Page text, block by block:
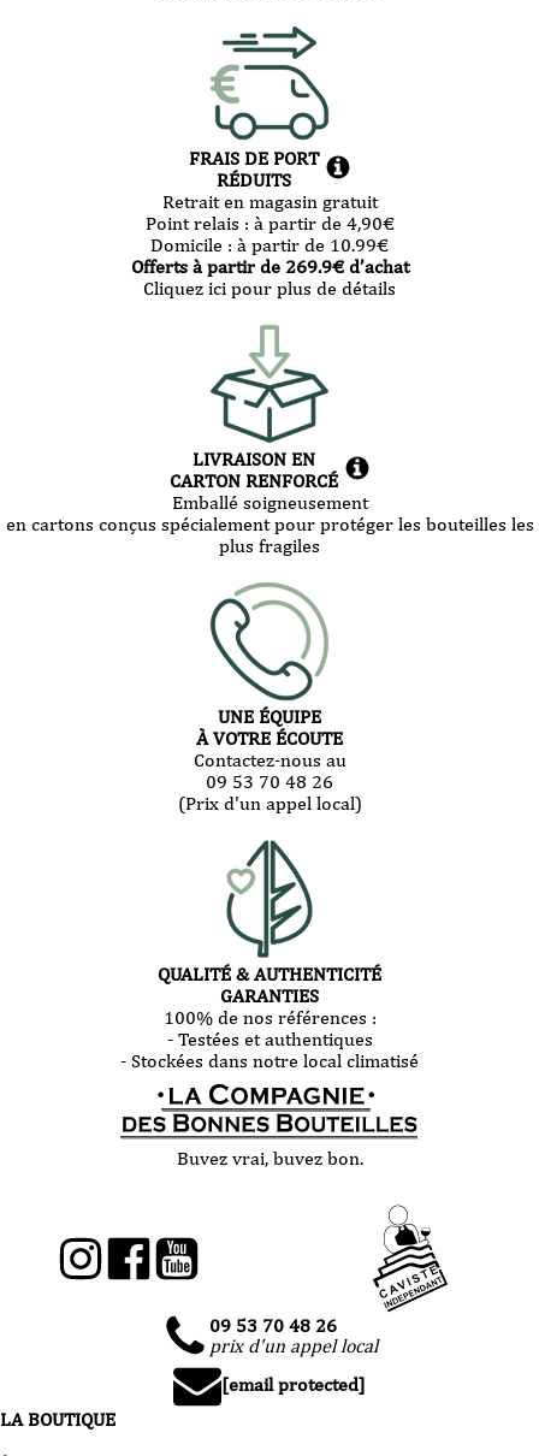
FRAIS DE PORT
RÉDUITS
Retrait en magasin gratuit
Point relais : à partir de 4,90€
Domicile : à partir de 10.99€
Offerts à partir de 269.9€ d’achat
Cliquez ici pour plus de détails
LIVRAISON EN
CARTON RENFORCÉ
Emballé soigneusement
en cartons conçus spécialement pour protéger les bouteilles les
plus fragiles
UNE ÉQUIPE
À VOTRE ÉCOUTE
Contactez-nous au
09 53 70 48 26
(Prix d'un appel local)
QUALITÉ & AUTHENTICITÉ
GARANTIES
100% de nos références :
- Testées et authentiques
- Stockées dans notre local climatisé
Buvez vrai, buvez bon.
09 53 70 48 26
prix d'un appel local
[email protected]
LA BOUTIQUE